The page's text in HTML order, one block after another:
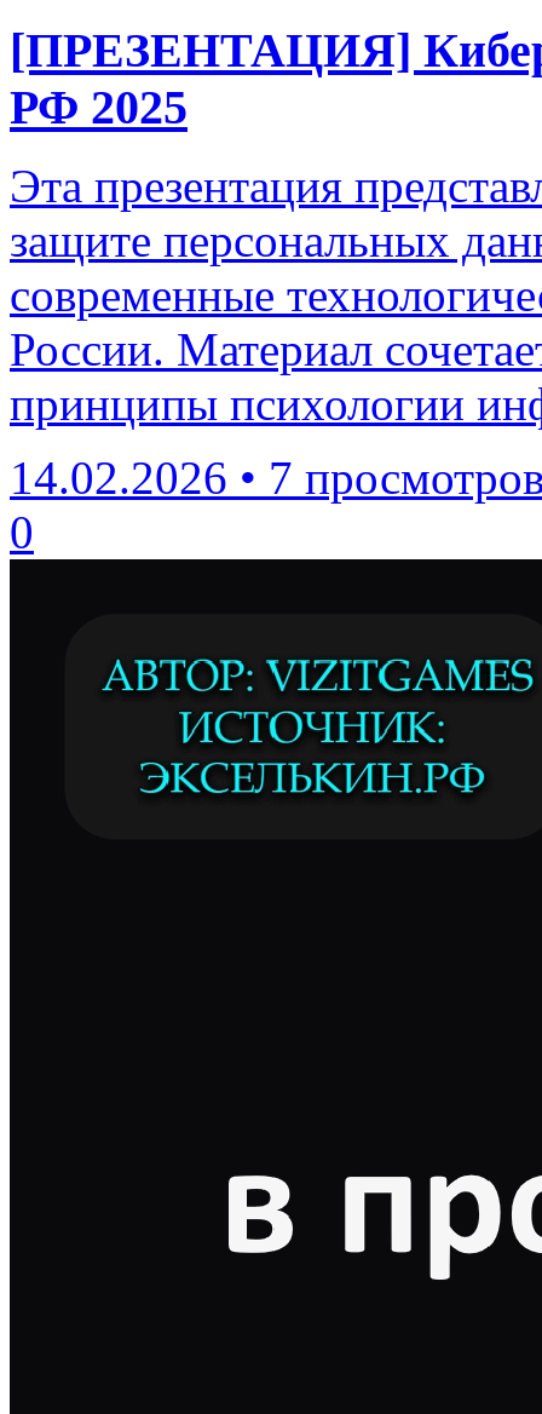
[ПРЕЗЕНТАЦИЯ]
РФ 2025
Эта презентация
защите персональных
современные
России. Материал
принципы психологии
14.02.2026 • 7
0